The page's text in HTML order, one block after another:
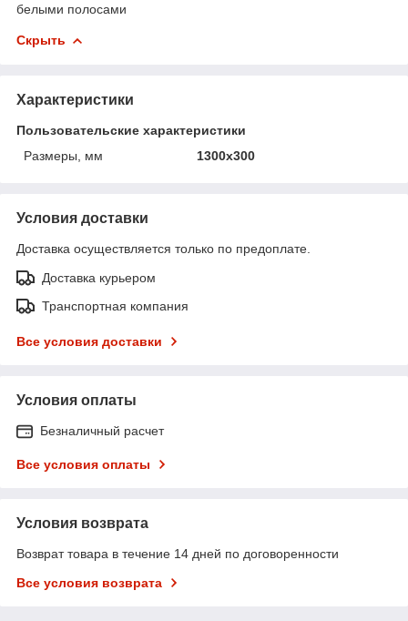
белыми полосами
Скрыть
Характеристики
Пользовательские характеристики
Размеры, мм
1300х300
Условия доставки
Доставка осуществляется только по предоплате.
Доставка курьером
Транспортная компания
Все условия доставки
Условия оплаты
Безналичный расчет
Все условия оплаты
Условия возврата
Возврат товара в течение 14 дней по договоренности
Все условия возврата